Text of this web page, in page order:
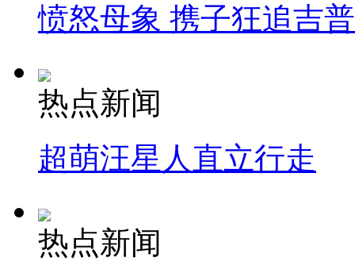
愤怒母象 携子狂追吉
热点新闻
超萌汪星人直立行走
热点新闻